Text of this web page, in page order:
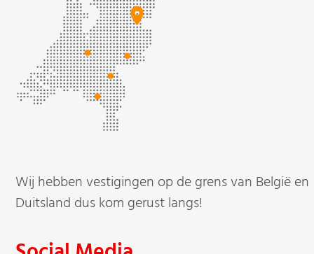
Wij hebben vestigingen op de grens van België en
Duitsland dus kom gerust langs!